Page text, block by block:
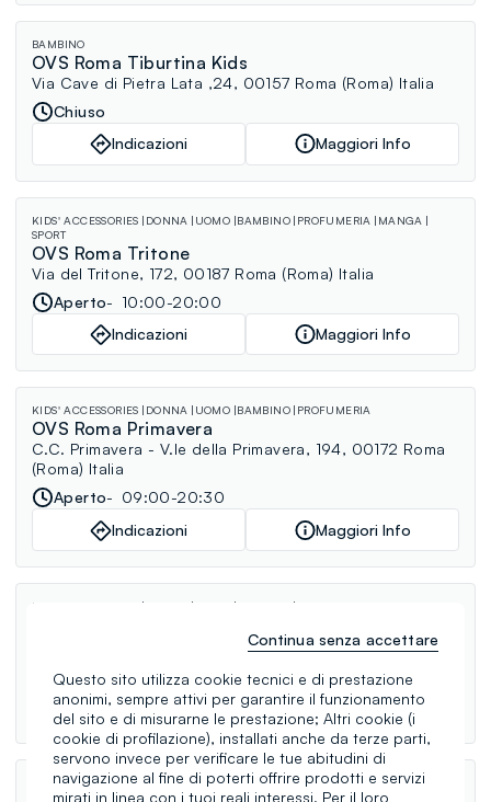
BAMBINO
OVS Roma Tiburtina Kids
Via Cave di Pietra Lata ,24, 00157 Roma (Roma) Italia
Chiuso
Indicazioni
Maggiori Info
KIDS' ACCESSORIES DONNA UOMO BAMBINO PROFUMERIA
MANGA
SPORT
OVS Roma Tritone
Via del Tritone, 172, 00187 Roma (Roma) Italia
Aperto
10:00-20:00
Indicazioni
Maggiori Info
KIDS' ACCESSORIES DONNA UOMO BAMBINO PROFUMERIA
OVS Roma Primavera
C.C. Primavera - V.le della Primavera, 194, 00172 Roma
(Roma) Italia
Aperto
09:00-20:30
Indicazioni
Maggiori Info
KIDS' ACCESSORIES
Via delle case rosse, 53, 00131 Roma (Roma) Italia
Aperto
10:00-13:30, 16:00-20:00
Indicazioni
Maggiori Info
KIDS' ACCESSORIES DONNA UOMO BAMBINO PROFUMERIA
MANGA
CURVY
Questo sito utilizza cookie tecnici e di prestazione
anonimi, sempre attivi per garantire il funzionamento
del sito e di misurarne le prestazione; Altri cookie (i
cookie di profilazione), installati anche da terze parti,
servono invece per verificare le tue abitudini di
navigazione al fine di poterti offrire prodotti e servizi
mirati in linea con i tuoi reali interessi. Per il loro
Continua senza accettare